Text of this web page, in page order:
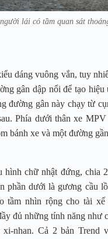
lái có tầm quan sát
dáng vuông vắn, tuy
gân dập nổi để tạo hiệu
đường gân này chạy từ
Phía dưới thân xe
bánh xe và một đường
hình chữ nhật đứng, chia
phần dưới là gương cầu
tầm nhìn rộng cho tài
đủ những tính năng như
xi-nhan. Cả 2 bản Trend